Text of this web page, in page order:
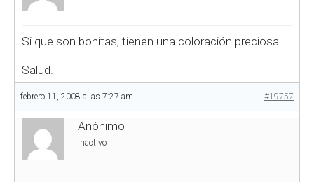
Si que son bonitas, tienen una coloración preciosa.
Salud.
febrero 11, 2008 a las 7:27 am #19757
Anónimo
Inactivo